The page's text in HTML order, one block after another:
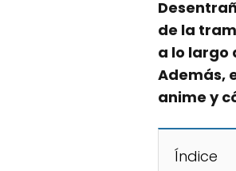
de la
a lo largo
Además,
anime y
Índice